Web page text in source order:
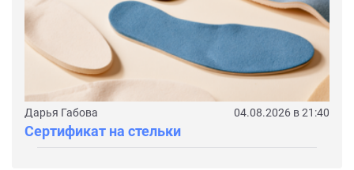
Дарья Габова 04.08.2026 в 21:40
Сертификат на стельки